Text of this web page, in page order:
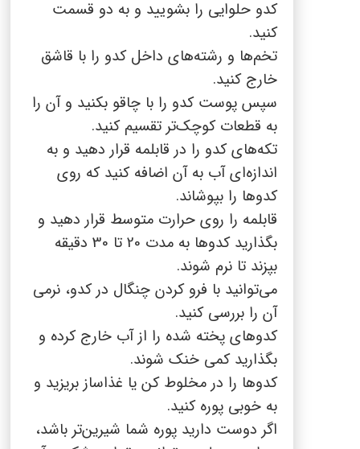
کدو حلوایی را بشویید و به دو قسمت
کنید.
تخم‌ها و رشته‌های داخل کدو را با قاشق
خارج کنید.
سپس پوست کدو را با چاقو بکنید و آن را
به قطعات کوچک‌تر تقسیم کنید.
تکه‌های کدو را در قابلمه قرار دهید و به
اندازه‌ای آب به آن اضافه کنید که روی
کدوها را بپوشاند.
قابلمه را روی حرارت متوسط قرار دهید و
بگذارید کدوها به مدت 20 تا 30 دقیقه
بپزند تا نرم شوند.
می‌توانید با فرو کردن چنگال در کدو، نرمی
آن را بررسی کنید.
کدوهای پخته شده را از آب خارج کرده و
بگذارید کمی خنک شوند.
کدوها را در مخلوط کن یا غذاساز بریزید و
به خوبی پوره کنید.
اگر دوست دارید پوره شما شیرین‌تر باشد،